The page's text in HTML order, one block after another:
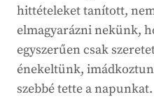
hittételeket tanított,
elmagyarázni nekünk,
egyszerűen csak
énekeltünk,
szebbé tette a napunkat.